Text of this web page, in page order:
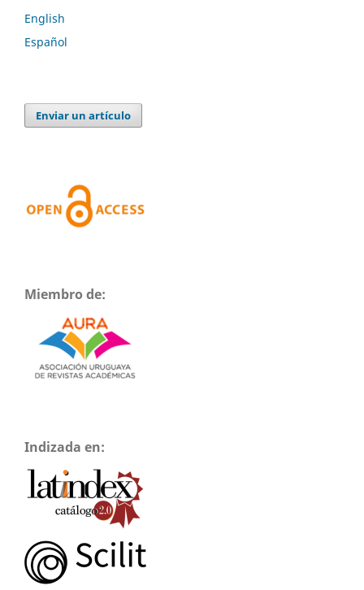
English
Español
Enviar un artículo
Miembro de:
Indizada en: